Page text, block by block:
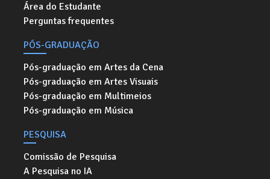
Área do Estudante
Perguntas frequentes
PÓS-GRADUAÇÃO
Pós-graduação em Artes da Cena
Pós-graduação em Artes Visuais
Pós-graduação em Multimeios
Pós-graduação em Música
PESQUISA
Comissão de Pesquisa
A Pesquisa no IA